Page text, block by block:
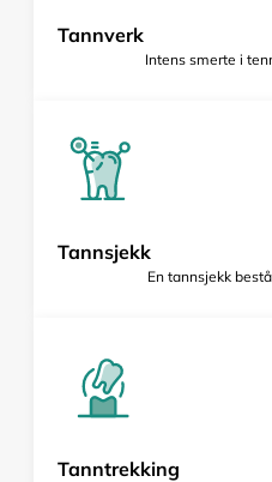
Tannverk
Intens smerte i
Tannsjekk
En tannsjekk
Tanntrekking